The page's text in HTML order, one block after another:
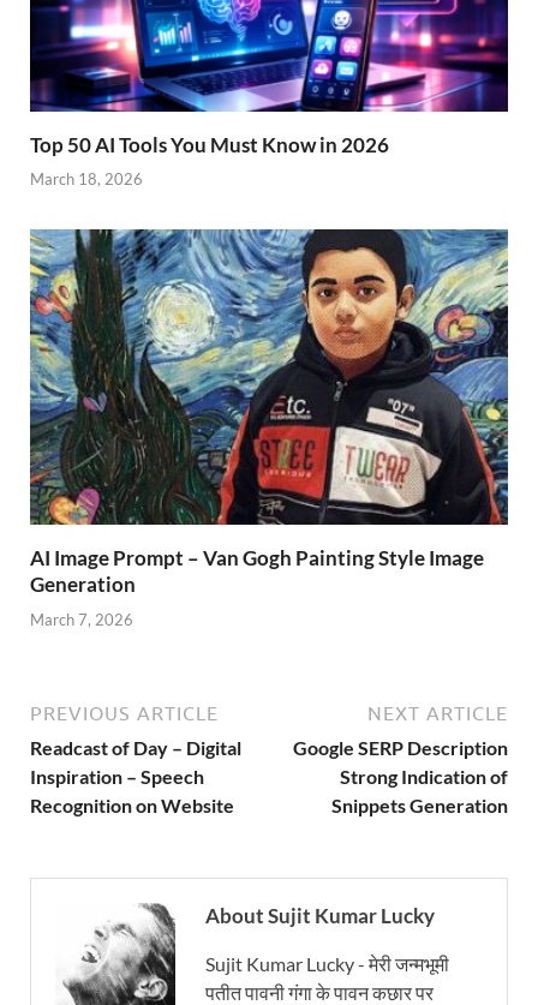
Top 50 AI Tools You Must Know in 2026
March 18, 2026
AI Image Prompt – Van Gogh Painting Style Image
Generation
March 7, 2026
PREVIOUS ARTICLE
Readcast of Day – Digital
Inspiration – Speech
Recognition on Website
NEXT ARTICLE
Google SERP Description
Strong Indication of
Snippets Generation
About Sujit Kumar Lucky
Sujit Kumar Lucky - मेरी जन्मभूमी
पतीत पावनी गंगा के पावन कछार पर